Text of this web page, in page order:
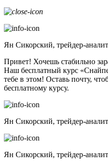
Ян Сикорский, трейдер-
Привет! Хочешь стабильно
Наш бесплатный курс
тебе в этом! Оставь почту,
бесплатному курсу.
Ян Сикорский, трейдер-
Ян Сикорский, трейдер-